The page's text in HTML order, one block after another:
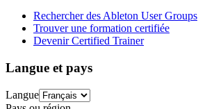
Rechercher des Ableton User Groups
Trouver une formation certifiée
Devenir Certified Trainer
Langue et pays
Langue